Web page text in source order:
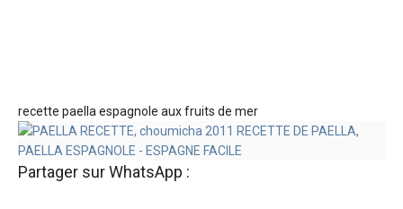
recette paella espagnole aux fruits de mer
Partager sur WhatsApp :